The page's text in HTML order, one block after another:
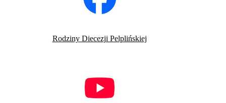
Rodziny Diecezji Pelplińskiej